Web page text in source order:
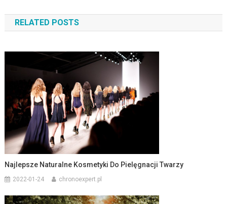
wpisu
RELATED POSTS
Najlepsze Naturalne Kosmetyki Do Pielęgnacji Twarzy
2022-01-24 chronoexpert.pl